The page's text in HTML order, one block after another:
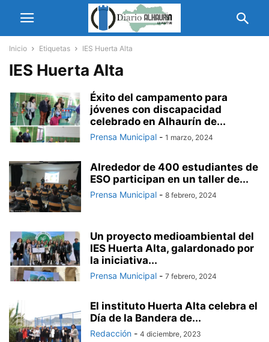
Inicio Etiquetas IES Huerta Alta
IES Huerta Alta
Éxito del campamento para
jóvenes con discapacidad
celebrado en Alhaurín de...
Prensa Municipal - 1 marzo, 2024
Alrededor de 400 estudiantes de
ESO participan en un taller de...
Prensa Municipal - 8 febrero, 2024
Un proyecto medioambiental del
IES Huerta Alta, galardonado por
la iniciativa...
Prensa Municipal - 7 febrero, 2024
El instituto Huerta Alta celebra el
Día de la Bandera de...
Redacción - 4 diciembre, 2023